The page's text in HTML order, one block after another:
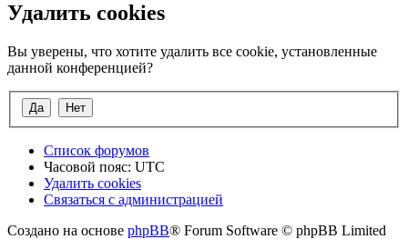
Удалить cookies
Вы уверены, что хотите удалить все cookie, установленные
данной конференцией?
Список форумов
Часовой пояс: UTC
Удалить cookies
Связаться с администрацией
Создано на основе phpBB® Forum Software © phpBB Limited